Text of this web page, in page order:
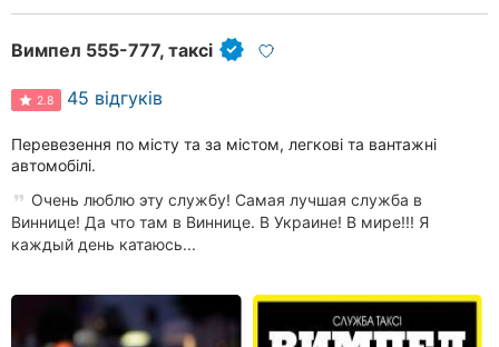
Вимпел 555-777, таксі
2.8 45 відгуків
Перевезення по місту та за містом, легкові та вантажні
автомобілі.
Очень люблю эту службу! Самая лучшая служба в
Виннице! Да что там в Виннице. В Украине! В мире!!! Я
каждый день катаюсь...